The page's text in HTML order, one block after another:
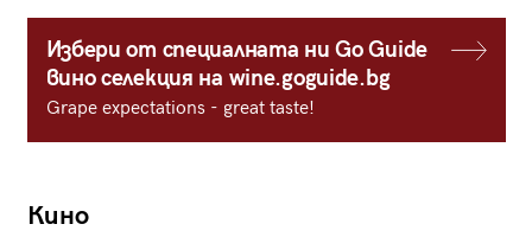
Избери от специалната ни Go Guide
вино селекция на wine.goguide.bg
Grape expectations - great taste!
Кино